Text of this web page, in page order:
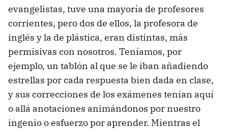
evangelistas, tuve una mayoría de profesores
corrientes, pero dos de ellos, la profesora de
inglés y la de plástica, eran distintas, más
permisivas con nosotros. Teníamos, por
ejemplo, un tablón al que se le iban añadiendo
estrellas por cada respuesta bien dada en clase,
y sus correcciones de los exámenes tenían aquí
o allá anotaciones animándonos por nuestro
ingenio o esfuerzo por aprender. Mientras el